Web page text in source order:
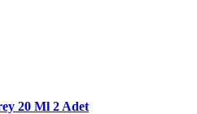
20 Ml 2 Adet